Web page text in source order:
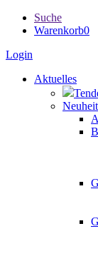
Suche
Warenkorb0
Login
Aktuelles